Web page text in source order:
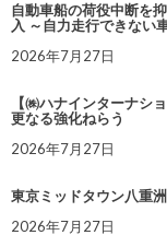
自動車船の荷役中断を
入 ～自力走行できない
2026年7月27日
【㈱ハナインターナシ
更なる強化ねらう
2026年7月27日
東京ミッドタウン八重
2026年7月27日